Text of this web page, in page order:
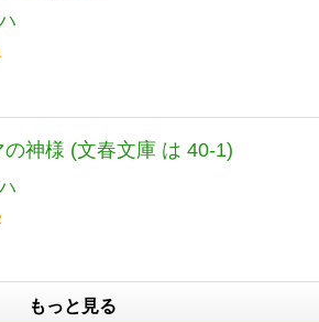
の神様 (文春文庫 は 40-1)
もっと見る